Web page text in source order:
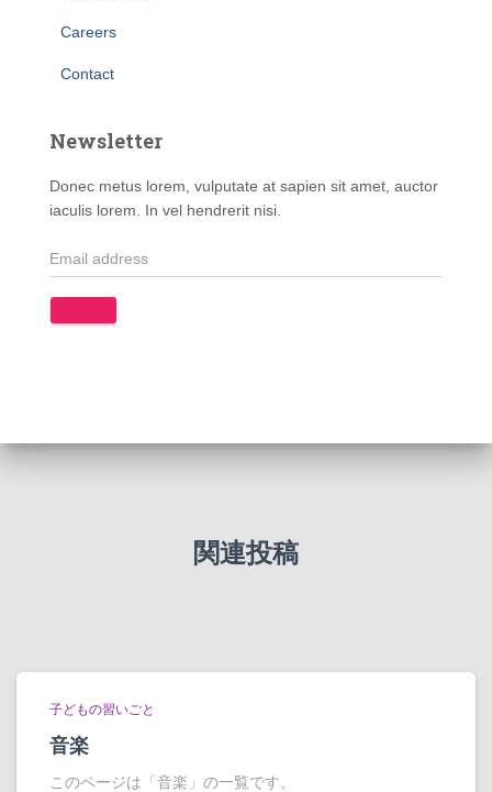
Careers
Contact
Newsletter
Donec metus lorem, vulputate at sapien sit amet, auctor
iaculis lorem. In vel hendrerit nisi.
関連投稿
子どもの習いごと
音楽
このページは「音楽」の一覧です。